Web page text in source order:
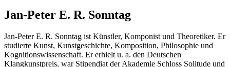
Jan-Peter E. R. Sonntag
Jan-Peter E. R. Sonntag ist Künstler, Komponist und Theoretiker. Er
studierte Kunst, Kunstgeschichte, Komposition, Philosophie und
Kognitionswissenschaft. Er erhielt u. a. den Deutschen
Klangkunstpreis, war Stipendiat der Akademie Schloss Solitude und